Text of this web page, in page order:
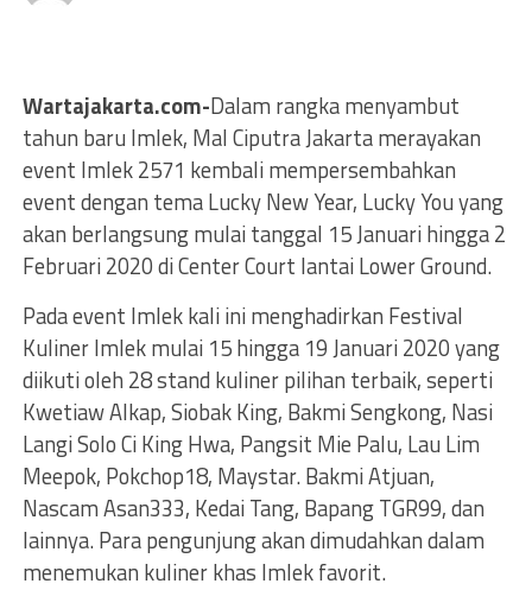
Wartajakarta.com-Dalam rangka menyambut
tahun baru Imlek, Mal Ciputra Jakarta merayakan
event Imlek 2571 kembali mempersembahkan
event dengan tema Lucky New Year, Lucky You yang
akan berlangsung mulai tanggal 15 Januari hingga 2
Februari 2020 di Center Court lantai Lower Ground.
Pada event Imlek kali ini menghadirkan Festival
Kuliner Imlek mulai 15 hingga 19 Januari 2020 yang
diikuti oleh 28 stand kuliner pilihan terbaik, seperti
Kwetiaw Alkap, Siobak King, Bakmi Sengkong, Nasi
Langi Solo Ci King Hwa, Pangsit Mie Palu, Lau Lim
Meepok, Pokchop18, Maystar. Bakmi Atjuan,
Nascam Asan333, Kedai Tang, Bapang TGR99, dan
lainnya. Para pengunjung akan dimudahkan dalam
menemukan kuliner khas Imlek favorit.